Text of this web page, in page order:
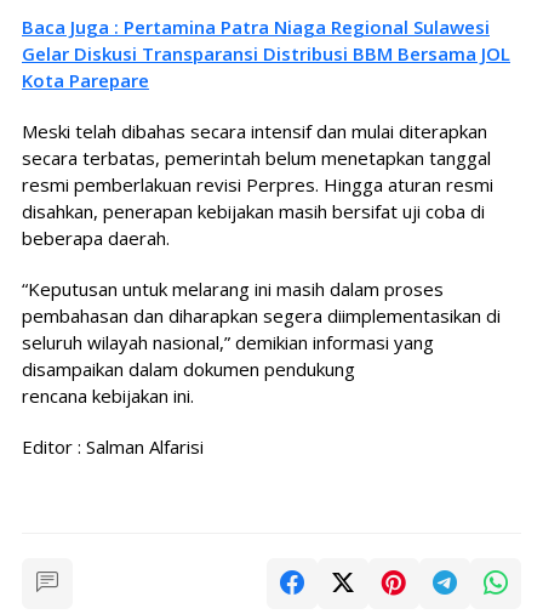
Baca Juga : Pertamina Patra Niaga Regional Sulawesi
Gelar Diskusi Transparansi Distribusi BBM Bersama JOL
Kota Parepare
Meski telah dibahas secara intensif dan mulai diterapkan
secara terbatas, pemerintah belum menetapkan tanggal
resmi pemberlakuan revisi Perpres. Hingga aturan resmi
disahkan, penerapan kebijakan masih bersifat uji coba di
beberapa daerah.
“Keputusan untuk melarang ini masih dalam proses
pembahasan dan diharapkan segera diimplementasikan di
seluruh wilayah nasional,” demikian informasi yang
disampaikan dalam dokumen pendukung
rencana kebijakan ini.
Editor : Salman Alfarisi